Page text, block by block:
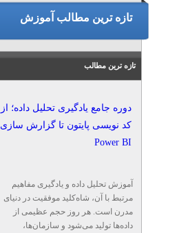
تازه ترین مطالب آموزش
تازه ترین مطالب
دوره جامع یادگیری تحلیل داده؛ از
کد نویسی پایتون تا گزارش سازی
Power BI
آموزش تحلیل داده و یادگیری مفاهیم
مرتبط با آن، شاه‌کلید موفقیت در دنیای
مدرن است. هر روز حجم عظیمی از
داده‌ها تولید می‌شود و سازمان‌ها،